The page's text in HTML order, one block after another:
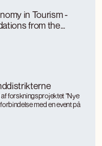
in Tourism -
from the
forskningsprojektet "Nye
med en event på